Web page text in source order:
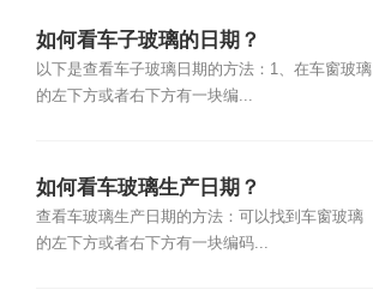
如何看车子玻璃的日期？
以下是查看车子玻璃日期的方法：1、在车窗玻璃
的左下方或者右下方有一块编...
如何看车玻璃生产日期？
查看车玻璃生产日期的方法：可以找到车窗玻璃
的左下方或者右下方有一块编码...